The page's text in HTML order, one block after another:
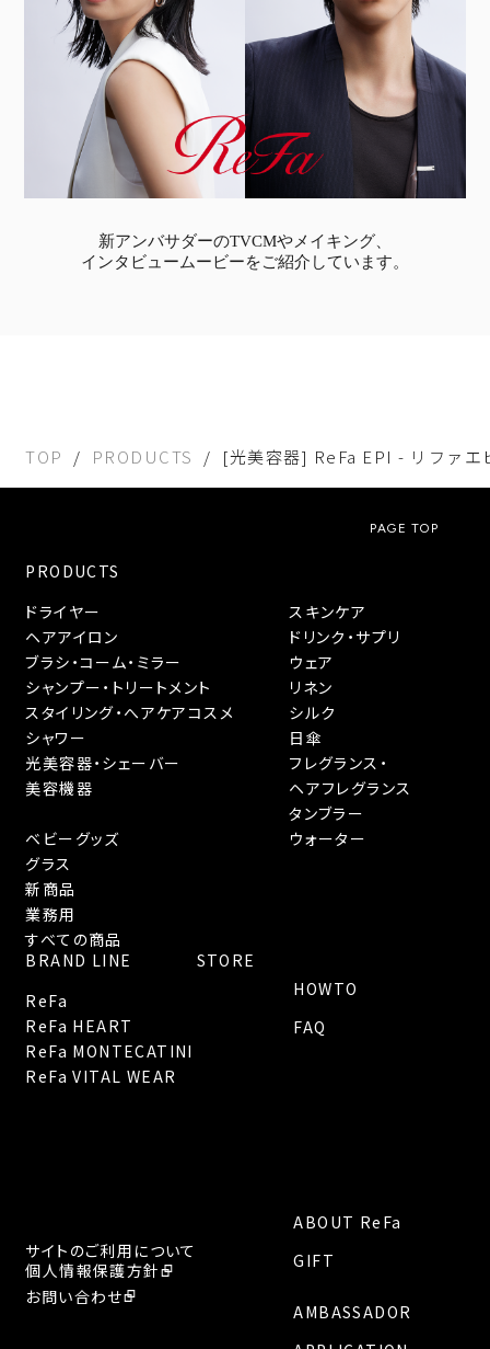
新アンバサダーのTVCMやメイキング、
インタビュームービーをご紹介しています。
TOP PRODUCTS [光美容器] ReFa EPI - リファエ
PAGE TOP
PRODUCTS
ドライヤー
ヘアアイロン
ブラシ・コーム・ミラー
シャンプー・トリートメント
スタイリング・へアケアコスメ
シャワー
光美容器・シェーバー
美容機器
スキンケア
ドリンク・サプリ
ウェア
リネン
シルク
日傘
フレグランス・
ヘアフレグランス
タンブラー
ベビーグッズ
ウォーター
グラス
新商品
業務用
すべての商品
HOWTO
FAQ
BRAND LINE
ReFa
ReFa HEART
ReFa MONTECATINI
ReFa VITAL WEAR
STORE
ABOUT ReFa
GIFT
AMBASSADOR
サイトのご利用について
個人情報保護方針
お問い合わせ